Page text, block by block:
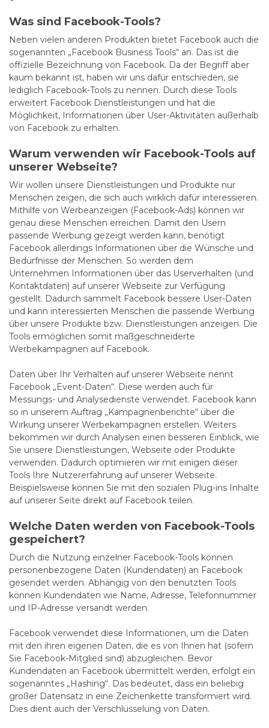
Was sind Facebook-Tools?
Neben vielen anderen Produkten bietet Facebook auch die
sogenannten „Facebook Business Tools“ an. Das ist die
offizielle Bezeichnung von Facebook. Da der Begriff aber
kaum bekannt ist, haben wir uns dafür entschieden, sie
lediglich Facebook-Tools zu nennen. Durch diese Tools
erweitert Facebook Dienstleistungen und hat die
Möglichkeit, Informationen über User-Aktivitäten außerhalb
von Facebook zu erhalten.
Warum verwenden wir Facebook-Tools auf
unserer Webseite?
Wir wollen unsere Dienstleistungen und Produkte nur
Menschen zeigen, die sich auch wirklich dafür interessieren.
Mithilfe von Werbeanzeigen (Facebook-Ads) können wir
genau diese Menschen erreichen. Damit den Usern
passende Werbung gezeigt werden kann, benötigt
Facebook allerdings Informationen über die Wünsche und
Bedürfnisse der Menschen. So werden dem
Unternehmen Informationen über das Userverhalten (und
Kontaktdaten) auf unserer Webseite zur Verfügung
gestellt. Dadurch sammelt Facebook bessere User-Daten
und kann interessierten Menschen die passende Werbung
über unsere Produkte bzw. Dienstleistungen anzeigen. Die
Tools ermöglichen somit maßgeschneiderte
Werbekampagnen auf Facebook.
Daten über Ihr Verhalten auf unserer Webseite nennt
Facebook „Event-Daten“. Diese werden auch für
Messungs- und Analysedienste verwendet. Facebook kann
so in unserem Auftrag „Kampagnenberichte“ über die
Wirkung unserer Werbekampagnen erstellen. Weiters
bekommen wir durch Analysen einen besseren Einblick, wie
Sie unsere Dienstleistungen, Webseite oder Produkte
verwenden. Dadurch optimieren wir mit einigen dieser
Tools Ihre Nutzererfahrung auf unserer Webseite.
Beispielsweise können Sie mit den sozialen Plug-ins Inhalte
auf unserer Seite direkt auf Facebook teilen.
Welche Daten werden von Facebook-Tools
gespeichert?
Durch die Nutzung einzelner Facebook-Tools können
personenbezogene Daten (Kundendaten) an Facebook
gesendet werden. Abhängig von den benutzten Tools
können Kundendaten wie Name, Adresse, Telefonnummer
und IP-Adresse versandt werden.
Facebook verwendet diese Informationen, um die Daten
mit den ihren eigenen Daten, die es von Ihnen hat (sofern
Sie Facebook-Mitglied sind) abzugleichen. Bevor
Kundendaten an Facebook übermittelt werden, erfolgt ein
sogenanntes „Hashing“. Das bedeutet, dass ein beliebig
großer Datensatz in eine Zeichenkette transformiert wird.
Dies dient auch der Verschlüsselung von Daten.